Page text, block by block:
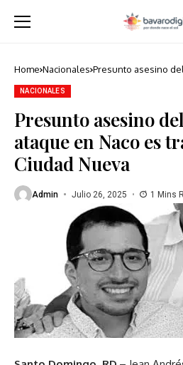
Home Nacionales Presunto asesino
NACIONALES
Presunto asesino
ataque en Naco es
Ciudad Nueva
Admin Julio 26, 2025 1 Mins